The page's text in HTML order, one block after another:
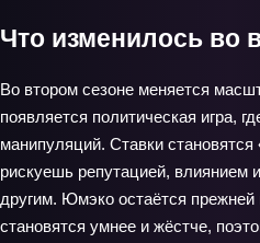
Что изменилось во
Во втором сезоне меняется
появляется политическая игра,
манипуляций. Ставки
рискуешь репутацией, влиянием
другим. Юмэко остаётся прежней
становятся умнее и жёстче,